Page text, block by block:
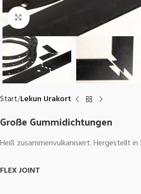
Click to enlarge
Start Lekun Urakort
Große Gummidichtungen
Heiß zusammenvulkanisiert.Hergestellt in
FLEX JOINT